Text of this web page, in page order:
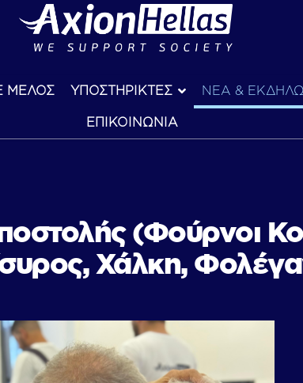
ΜΕΛΟΣ ΥΠΟΣΤΗΡΙΚΤΕΣ ΝΕΑ &
ΕΠΙΚΟΙΝΩΝΙΑ
(Φούρνοι
Χάλκη,